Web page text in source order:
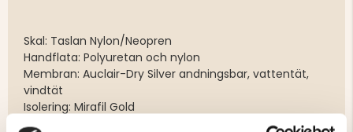
Skal: Taslan Nylon/Neopren
Handflata: Polyuretan och nylon
Membran: Auclair-Dry Silver andningsbar, vattentät,
vindtät
Isolering: Mirafil Gold
Foder: Mjuk borstad Bemberg 100% polyester